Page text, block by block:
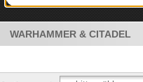
WARHAMMER & CITADEL